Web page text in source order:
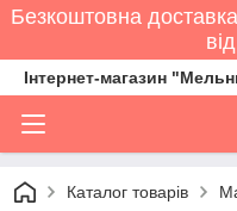
Безкоштовна
Інтернет-магазин
Каталог товарів